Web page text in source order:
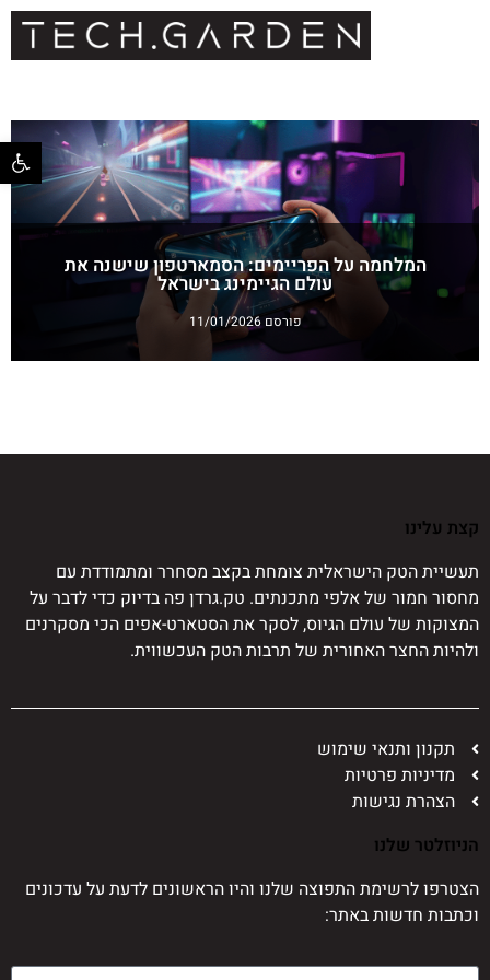
פתח
המלחמה על הפריימים: הסמארטפון שישנה את
עולם הגיימינג בישראל
פורסם 11/01/2026
קצת עלינו
תעשיית הטק הישראלית צומחת בקצב מסחרר ומתמודדת עם
מחסור חמור של אלפי מתכנתים. טק.גרדן פה בדיוק כדי לדבר על
המצוקות של עולם הגיוס, לסקר את הסטארט-אפים הכי מסקרנים
ולהיות החצר האחורית של תרבות הטק העכשווית.
תקנון ותנאי שימוש
מדיניות פרטיות
הצהרת נגישות
הניוזלטר שלנו
הצטרפו לרשימת התפוצה שלנו והיו הראשונים לדעת על עדכונים
וכתבות חדשות באתר: